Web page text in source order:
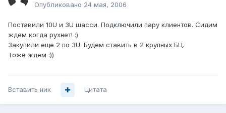
Опубликовано 24 мая, 2006
Поставили 10U и 3U шасси. Подключили пару клиентов. Сидим
ждем когда рухнет! :)
Закупили еще 2 по 3U. Будем ставить в 2 крупных БЦ.
Тоже ждем :))
Вставить ник Цитата